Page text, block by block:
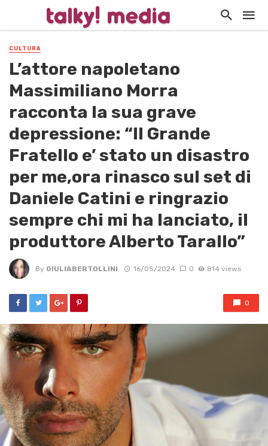
CULTURA
L’attore napoletano
Massimiliano Morra
racconta la sua grave
depressione: “Il Grande
Fratello e’ stato un disastro
per me,ora rinasco sul set di
Daniele Catini e ringrazio
sempre chi mi ha lanciato, il
produttore Alberto Tarallo”
By GIULIABERTOLLINI 16/05/2024 0 814 views
0